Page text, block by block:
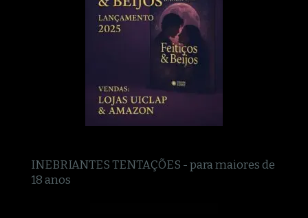
INEBRIANTES TENTAÇÕES - para maiores de
18 anos